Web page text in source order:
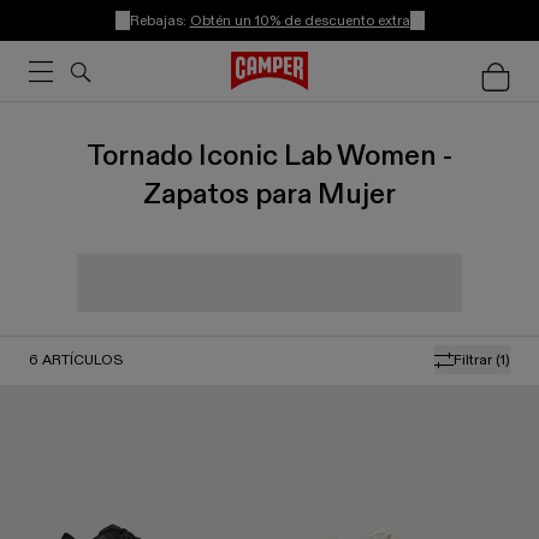
Rebajas: Obtén un 10% de descuento extra
Tornado Iconic Lab Women -
Zapatos para Mujer
Filtrar (1)
6 ARTÍCULOS